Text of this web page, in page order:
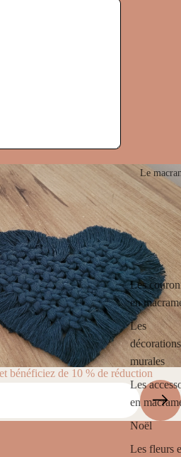
Le
Les
en
Les
décorations
murales
Les
en
Noël
Les fleurs
bénéficiez de 10 % de réduction